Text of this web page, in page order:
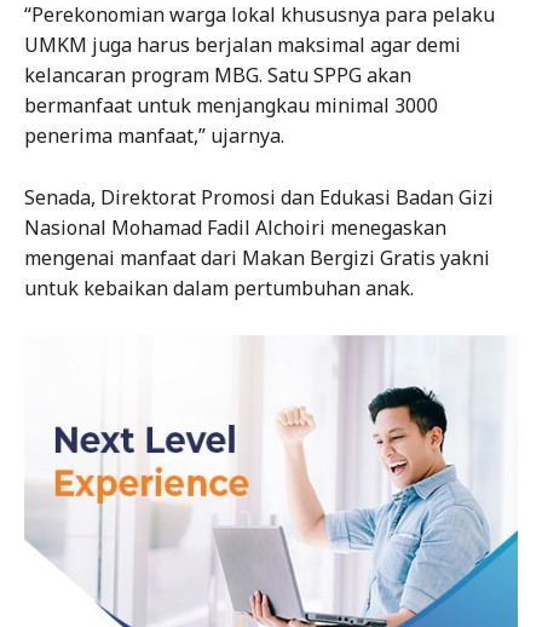
“Perekonomian warga lokal khususnya para pelaku
UMKM juga harus berjalan maksimal agar demi
kelancaran program MBG. Satu SPPG akan
bermanfaat untuk menjangkau minimal 3000
penerima manfaat,” ujarnya.
Senada, Direktorat Promosi dan Edukasi Badan Gizi
Nasional Mohamad Fadil Alchoiri menegaskan
mengenai manfaat dari Makan Bergizi Gratis yakni
untuk kebaikan dalam pertumbuhan anak.